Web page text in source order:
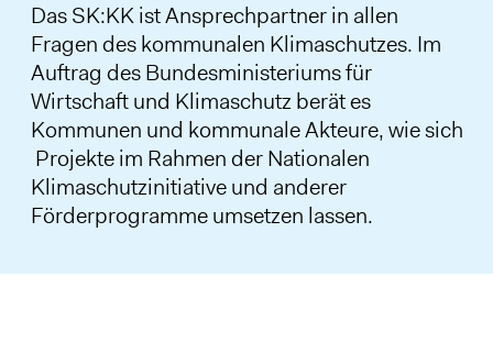
Das SK:KK ist Ansprechpartner in allen
Fragen des kommunalen Klimaschutzes. Im
Auftrag desBundesministeriums für
Wirtschaft und Klimaschutz berät es
Kommunen und kommunale Akteure, wie sich
Projekte im Rahmen der Nationalen
Klimaschutzinitiative und anderer
Förderprogramme umsetzen lassen.